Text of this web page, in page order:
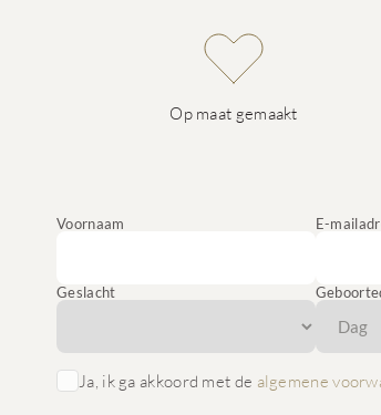
Op maat gemaakt
Voornaam E-
Geslacht
Ja, ik ga akkoord met de algemene